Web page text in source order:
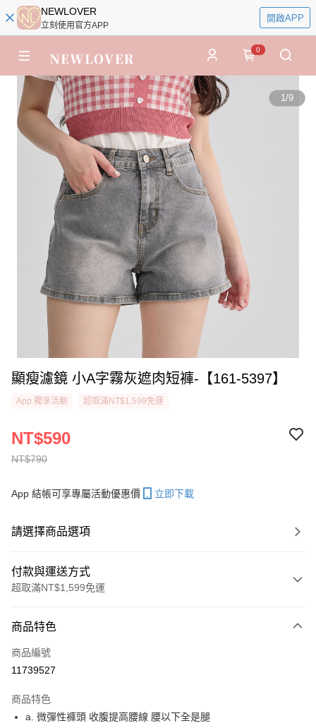
NEWLOVER
立刻使用官方APP
開啟APP
0
1/9
顯瘦濾鏡 小A字霧灰遮肉短褲-【161-5397】
App 獨享活動 超取滿NT$1,599免運
NT$790
NT$590
App 結帳可享專屬活動優惠價 立即下載
請選擇商品選項
付款與運送方式
超取滿NT$1,599免運
信用卡一次付款
超商取貨付款
ATM付款
商品特色
商品編號
11739527
商品特色
a. 微彈性褲頭 收腹提高腰線 腰以下全是腿